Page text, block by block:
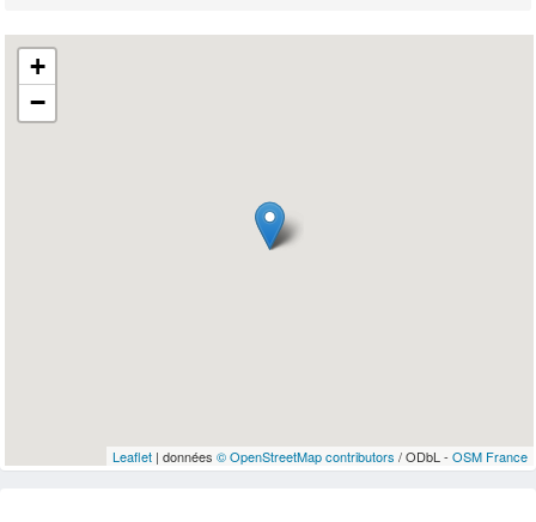
+
−
Leaflet| données © OpenStreetMap contributors / ODbL - OSM France